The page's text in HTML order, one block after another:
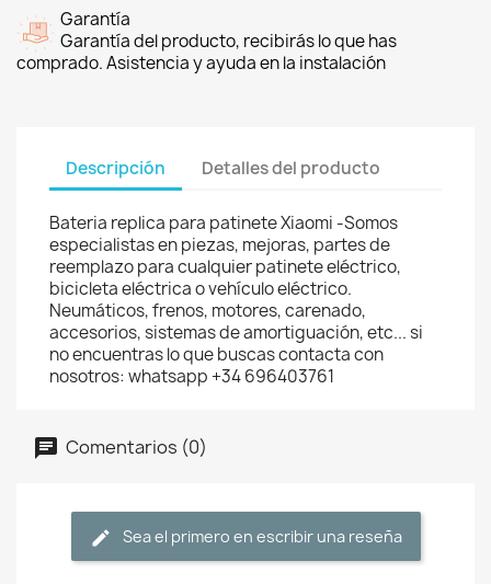
Garantía
Garantía del producto, recibirás lo que has
comprado. Asistencia y ayuda en la instalación
Descripción Detalles del producto
Bateria replica para patinete Xiaomi -Somos
especialistas en piezas, mejoras, partes de
reemplazo para cualquier patinete eléctrico,
bicicleta eléctrica o vehículo eléctrico.
Neumáticos, frenos, motores, carenado,
accesorios, sistemas de amortiguación, etc... si
no encuentras lo que buscas contacta con
nosotros: whatsapp +34 696403761
Comentarios (0)
Sea el primero en escribir una reseña